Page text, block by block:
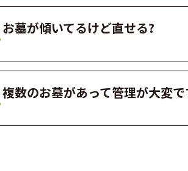
お墓が傾いてるけど直せる?
複数のお墓があって管理が大変